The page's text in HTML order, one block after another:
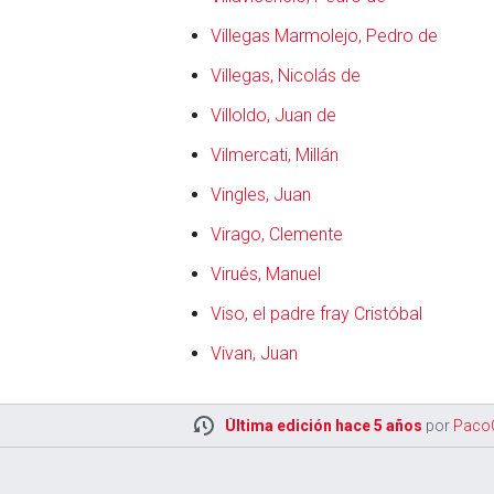
Villegas Marmolejo, Pedro de
Villegas, Nicolás de
Villoldo, Juan de
Vilmercati, Millán
Vingles, Juan
Virago, Clemente
Virués, Manuel
Viso, el padre fray Cristóbal
Vivan, Juan
Última edición hace 5 años por